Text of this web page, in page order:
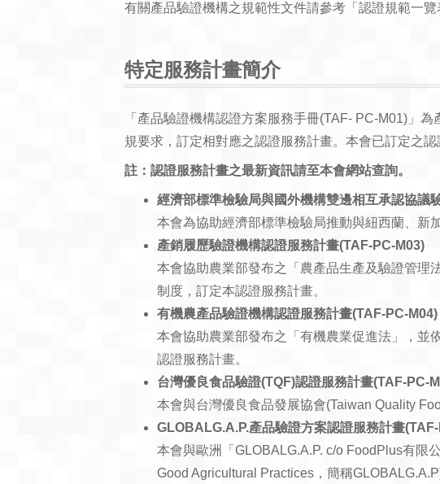
有關產品驗證機構之規範性文件請參考「認證規範一覽
特定服務計畫簡介
「產品驗證機構認證方案服務手冊(TAF- PC-M01)」
規要求，訂定相對應之認證服務計畫。本會已訂定之認
註：認證服務計畫之最新資訊請至本會網站查詢。
經濟部標準檢驗局與國外機構雙邊相互承認協議
本會為協助經濟部標準檢驗局推動與紐西蘭、新
產銷履歷驗證機構認證服務計畫(TAF-PC-M03)
本會協助農業部發布之「農產品生產及驗證管理
制度，訂定本認證服務計畫。
有機農產品驗證機構認證服務計畫(TAF-PC-M04)
本會協助農業部發布之「有機農業促進法」，並
認證服務計畫。
台灣優良食品驗證(TQF)認證服務計畫(TAF-PC-
本會與台灣優良食品發展協會(Taiwan Quality
GLOBALG.A.P.產品驗證方案認證服務計畫
本會與歐洲「GLOBALG.A.P. c/o FoodPlus有限
Good Agricultural Practices，簡稱